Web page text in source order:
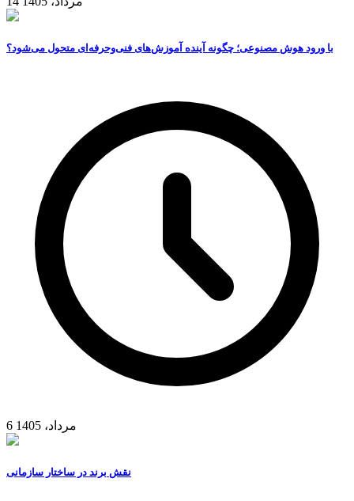
با ورود هوش مصنوعی؛ چگونه آینده آموزش‌های فنی‌وحرفه‌ای متحول می‌شود؟
6 مرداد، 1405
نقش برند در ساختار سازمانی